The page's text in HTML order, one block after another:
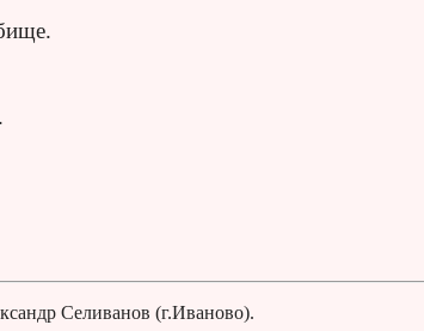
Селиванов (г.Иваново).